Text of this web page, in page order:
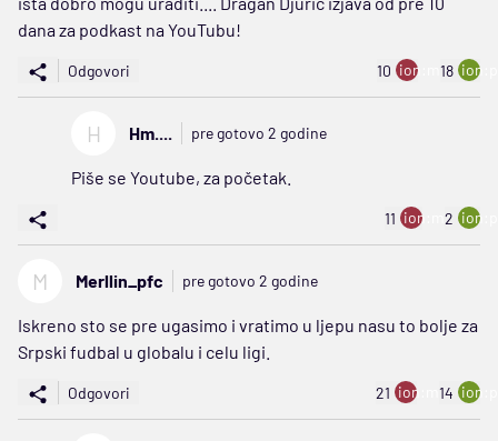
dana za podkast na YouTubu!
Odgovori 10 ion:minus
18
H Hm.... pre gotovo 2 godine
Piše se Youtube, za početak.
11 ion:minus
2
M Merllin_pfc pre gotovo 2 godine
Iskreno sto se pre ugasimo i vratimo u ljepu nasu to bolje za
Srpski fudbal u globalu i celu ligi.
Odgovori 21 ion:minus
14